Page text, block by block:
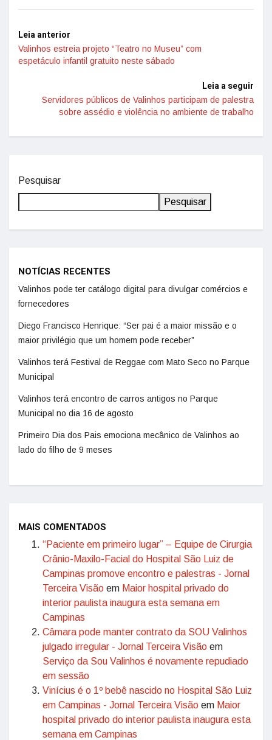
Leia anterior
Valinhos estreia projeto “Teatro no Museu” com
espetáculo infantil gratuito neste sábado
Leia a seguir
Servidores públicos de Valinhos participam de palestra
sobre assédio e violência no ambiente de trabalho
Pesquisar
Pesquisar
NOTÍCIAS RECENTES
Valinhos pode ter catálogo digital para divulgar comércios e
fornecedores
Diego Francisco Henrique: “Ser pai é a maior missão e o
maior privilégio que um homem pode receber”
Valinhos terá Festival de Reggae com Mato Seco no Parque
Municipal
Valinhos terá encontro de carros antigos no Parque
Municipal no dia 16 de agosto
Primeiro Dia dos Pais emociona mecânico de Valinhos ao
lado do filho de 9 meses
MAIS COMENTADOS
“Paciente em primeiro lugar” – Equipe de Cirurgia
Crânio-Maxilo-Facial do Hospital São Luiz de
Campinas promove encontro e palestras - Jornal
Terceira Visão em Maior hospital privado do
interior paulista inaugura esta semana em
Campinas
Câmara pode manter contrato da SOU Valinhos
julgado irregular - Jornal Terceira Visão em
Serviço da Sou Valinhos é novamente repudiado
em sessão
Vinícius é o 1º bebê nascido no Hospital São Luiz
em Campinas - Jornal Terceira Visão em Maior
hospital privado do interior paulista inaugura esta
semana em Campinas